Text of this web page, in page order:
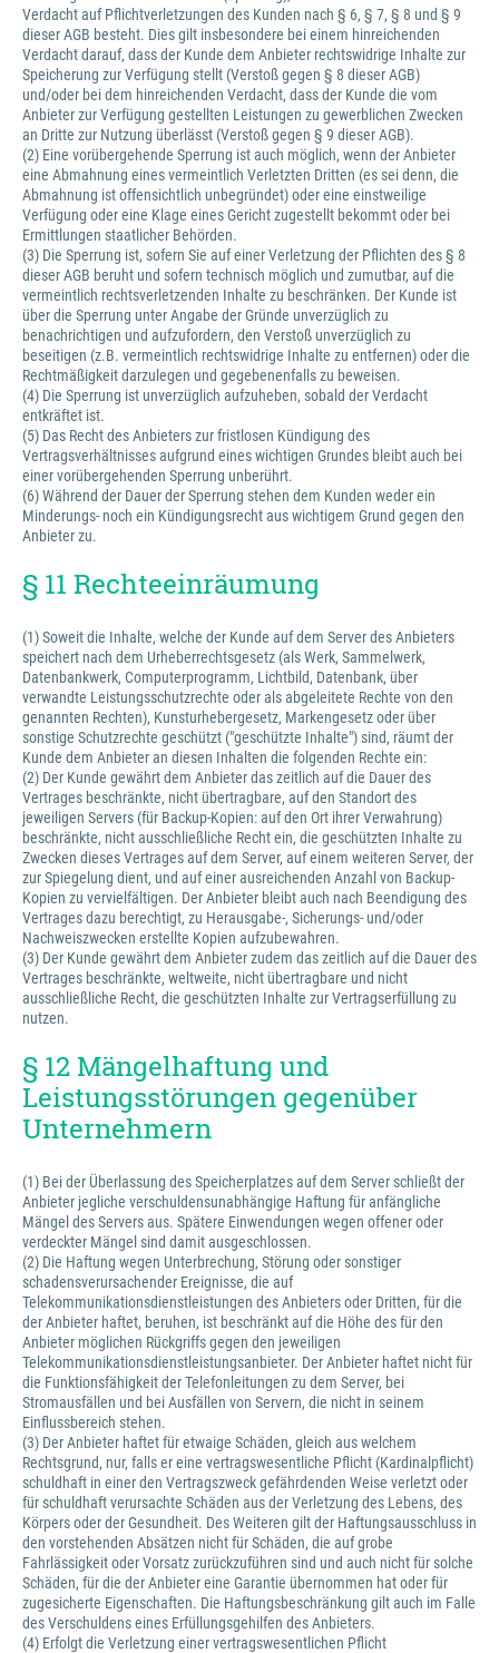
Verdacht auf Pflichtverletzungen des Kunden nach § 6, § 7, § 8 und § 9
dieser AGB besteht. Dies gilt insbesondere bei einem hinreichenden
Verdacht darauf, dass der Kunde dem Anbieter rechtswidrige Inhalte zur
Speicherung zur Verfügung stellt (Verstoß gegen § 8 dieser AGB)
und/oder bei dem hinreichenden Verdacht, dass der Kunde die vom
Anbieter zur Verfügung gestellten Leistungen zu gewerblichen Zwecken
an Dritte zur Nutzung überlässt (Verstoß gegen § 9 dieser AGB).
(2) Eine vorübergehende Sperrung ist auch möglich, wenn der Anbieter
eine Abmahnung eines vermeintlich Verletzten Dritten (es sei denn, die
Abmahnung ist offensichtlich unbegründet) oder eine einstweilige
Verfügung oder eine Klage eines Gericht zugestellt bekommt oder bei
Ermittlungen staatlicher Behörden.
(3) Die Sperrung ist, sofern Sie auf einer Verletzung der Pflichten des § 8
dieser AGB beruht und sofern technisch möglich und zumutbar, auf die
vermeintlich rechtsverletzenden Inhalte zu beschränken. Der Kunde ist
über die Sperrung unter Angabe der Gründe unverzüglich zu
benachrichtigen und aufzufordern, den Verstoß unverzüglich zu
beseitigen (z.B. vermeintlich rechtswidrige Inhalte zu entfernen) oder die
Rechtmäßigkeit darzulegen und gegebenenfalls zu beweisen.
(4) Die Sperrung ist unverzüglich aufzuheben, sobald der Verdacht
entkräftet ist.
(5) Das Recht des Anbieters zur fristlosen Kündigung des
Vertragsverhältnisses aufgrund eines wichtigen Grundes bleibt auch bei
einer vorübergehenden Sperrung unberührt.
(6) Während der Dauer der Sperrung stehen dem Kunden weder ein
Minderungs- noch ein Kündigungsrecht aus wichtigem Grund gegen den
Anbieter zu.
§ 11 Rechteeinräumung
(1) Soweit die Inhalte, welche der Kunde auf dem Server des Anbieters
speichert nach dem Urheberrechtsgesetz (als Werk, Sammelwerk,
Datenbankwerk, Computerprogramm, Lichtbild, Datenbank, über
verwandte Leistungsschutzrechte oder als abgeleitete Rechte von den
genannten Rechten), Kunsturhebergesetz, Markengesetz oder über
sonstige Schutzrechte geschützt ("geschützte Inhalte") sind, räumt der
Kunde dem Anbieter an diesen Inhalten die folgenden Rechte ein:
(2) Der Kunde gewährt dem Anbieter das zeitlich auf die Dauer des
Vertrages beschränkte, nicht übertragbare, auf den Standort des
jeweiligen Servers (für Backup-Kopien: auf den Ort ihrer Verwahrung)
beschränkte, nicht ausschließliche Recht ein, die geschützten Inhalte zu
Zwecken dieses Vertrages auf dem Server, auf einem weiteren Server, der
zur Spiegelung dient, und auf einer ausreichenden Anzahl von Backup-
Kopien zu vervielfältigen. Der Anbieter bleibt auch nach Beendigung des
Vertrages dazu berechtigt, zu Herausgabe-, Sicherungs- und/oder
Nachweiszwecken erstellte Kopien aufzubewahren.
(3) Der Kunde gewährt dem Anbieter zudem das zeitlich auf die Dauer des
Vertrages beschränkte, weltweite, nicht übertragbare und nicht
ausschließliche Recht, die geschützten Inhalte zur Vertragserfüllung zu
nutzen.
§ 12 Mängelhaftung und
Leistungsstörungen gegenüber
Unternehmern
(1) Bei der Überlassung des Speicherplatzes auf dem Server schließt der
Anbieter jegliche verschuldensunabhängige Haftung für anfängliche
Mängel des Servers aus. Spätere Einwendungen wegen offener oder
verdeckter Mängel sind damit ausgeschlossen.
(2) Die Haftung wegen Unterbrechung, Störung oder sonstiger
schadensverursachender Ereignisse, die auf
Telekommunikationsdienstleistungen des Anbieters oder Dritten, für die
der Anbieter haftet, beruhen, ist beschränkt auf die Höhe des für den
Anbieter möglichen Rückgriffs gegen den jeweiligen
Telekommunikationsdienstleistungsanbieter. Der Anbieter haftet nicht für
die Funktionsfähigkeit der Telefonleitungen zu dem Server, bei
Stromausfällen und bei Ausfällen von Servern, die nicht in seinem
Einflussbereich stehen.
(3) Der Anbieter haftet für etwaige Schäden, gleich aus welchem
Rechtsgrund, nur, falls er eine vertragswesentliche Pflicht (Kardinalpflicht)
schuldhaft in einer den Vertragszweck gefährdenden Weise verletzt oder
für schuldhaft verursachte Schäden aus der Verletzung des Lebens, des
Körpers oder der Gesundheit. Des Weiteren gilt der Haftungsausschluss in
den vorstehenden Absätzen nicht für Schäden, die auf grobe
Fahrlässigkeit oder Vorsatz zurückzuführen sind und auch nicht für solche
Schäden, für die der Anbieter eine Garantie übernommen hat oder für
zugesicherte Eigenschaften. Die Haftungsbeschränkung gilt auch im Falle
des Verschuldens eines Erfüllungsgehilfen des Anbieters.
(4) Erfolgt die Verletzung einer vertragswesentlichen Pflicht